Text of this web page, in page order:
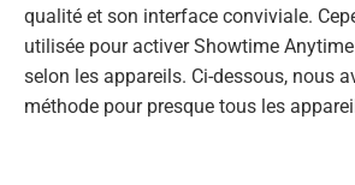
qualité et son interface conviviale.
utilisée pour activer Showtime
selon les appareils. Ci-dessous, nous
méthode pour presque tous les